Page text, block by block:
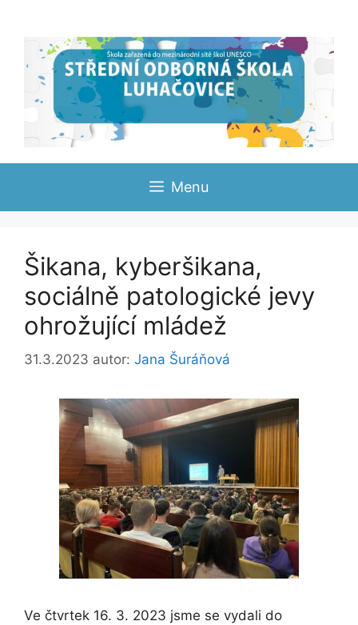
Menu
Šikana, kyberšikana,
sociálně patologické jevy
ohrožující mládež
31.3.2023 autor: Jana Šuráňová
Ve čtvrtek 16. 3. 2023 jsme se vydali do